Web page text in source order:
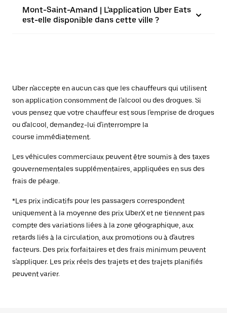
Mont-Saint-Amand | L'application Uber Eats
est-elle disponible dans cette ville ?
Uber n'accepte en aucun cas que les chauffeurs qui utilisent
son application consomment de l'alcool ou des drogues. Si
vous pensez que votre chauffeur est sous l'emprise de drogues
ou d'alcool, demandez-lui d'interrompre la
course immédiatement.
Les véhicules commerciaux peuvent être soumis à des taxes
gouvernementales supplémentaires, appliquées en sus des
frais de péage.
*Les prix indicatifs pour les passagers correspondent
uniquement à la moyenne des prix UberX et ne tiennent pas
compte des variations liées à la zone géographique, aux
retards liés à la circulation, aux promotions ou à d'autres
facteurs. Des prix forfaitaires et des frais minimum peuvent
s'appliquer. Les prix réels des trajets et des trajets planifiés
peuvent varier.